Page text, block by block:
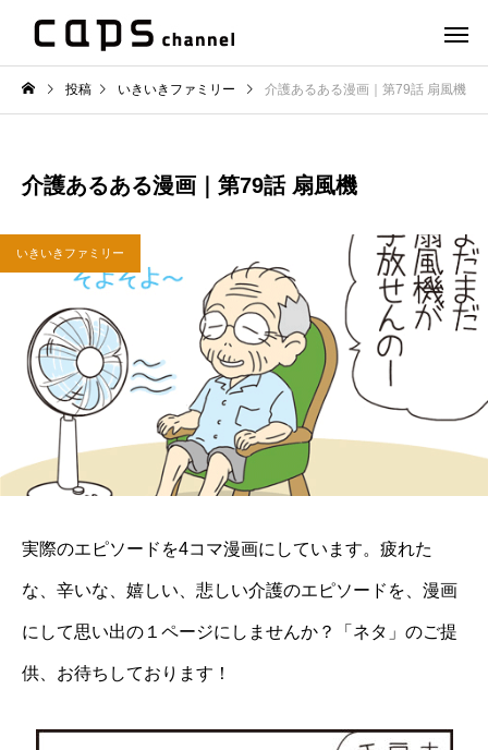
投稿 いきいきファミリー 介護あるある漫画｜第79話 扇風機
介護あるある漫画｜第79話 扇風機
いきいきファミリー
実際のエピソードを4コマ漫画にしています。疲れた
な、辛いな、嬉しい、悲しい介護のエピソードを、漫画
にして思い出の１ページにしませんか？「ネタ」のご提
供、お待ちしております！